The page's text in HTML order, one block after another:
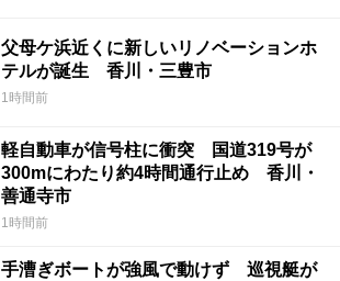
父母ケ浜近くに新しいリノベーションホ
テルが誕生 香川・三豊市
1時間前
軽自動車が信号柱に衝突 国道319号が
300mにわたり約4時間通行止め 香川・
善通寺市
1時間前
手漕ぎボートが強風で動けず 巡視艇が